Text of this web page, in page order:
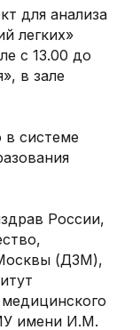
для анализа
легких»
с 13.00 до
в зале
системе
России,
(ДЗМ),
имени И.М.